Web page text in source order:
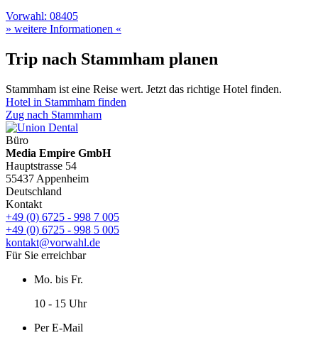
Vorwahl: 08405
» weitere Informationen «
Trip nach Stammham planen
Stammham ist eine Reise wert. Jetzt das richtige Hotel finden.
Hotel in Stammham finden
Zug nach Stammham
Büro
Media Empire GmbH
Hauptstrasse 54
55437 Appenheim
Deutschland
Kontakt
+49 (0) 6725 - 998 7 005
+49 (0) 6725 - 998 5 005
kontakt@vorwahl.de
Für Sie erreichbar
Mo. bis Fr.
10 - 15 Uhr
Per E-Mail